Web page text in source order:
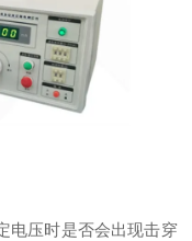
压时是否会出现击穿